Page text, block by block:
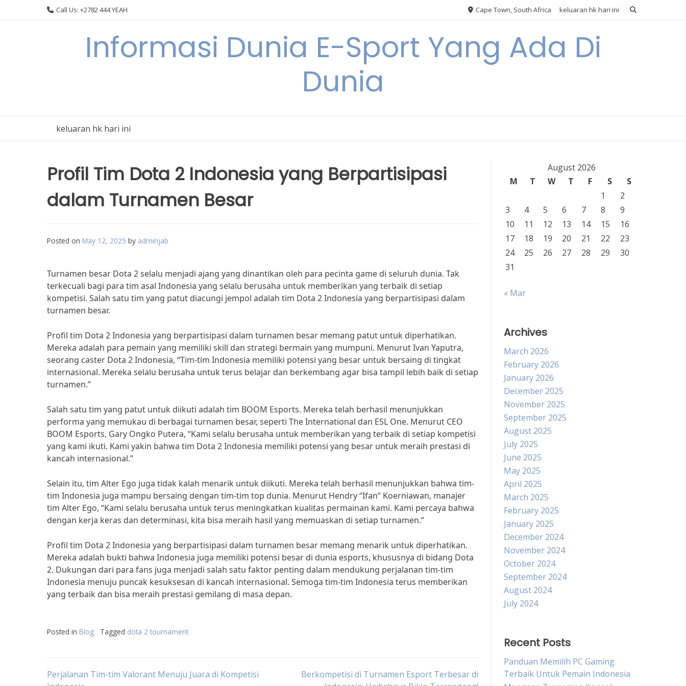
Call Us: +2782 444 YEAH Cape Town, South Africa keluaran hk hari ini
Informasi Dunia E-Sport Yang Ada Di
Dunia
keluaran hk hari ini
Profil Tim Dota 2 Indonesia yang Berpartisipasi
dalam Turnamen Besar
Posted on May 12, 2025 by adminjab
Turnamen besar Dota 2 selalu menjadi ajang yang dinantikan oleh para pecinta game di seluruh dunia. Tak
terkecuali bagi para tim asal Indonesia yang selalu berusaha untuk memberikan yang terbaik di setiap
kompetisi. Salah satu tim yang patut diacungi jempol adalah tim Dota 2 Indonesia yang berpartisipasi dalam
turnamen besar.
Profil tim Dota 2 Indonesia yang berpartisipasi dalam turnamen besar memang patut untuk diperhatikan.
Mereka adalah para pemain yang memiliki skill dan strategi bermain yang mumpuni. Menurut Ivan Yaputra,
seorang caster Dota 2 Indonesia, “Tim-tim Indonesia memiliki potensi yang besar untuk bersaing di tingkat
internasional. Mereka selalu berusaha untuk terus belajar dan berkembang agar bisa tampil lebih baik di setiap
turnamen.”
Salah satu tim yang patut untuk diikuti adalah tim BOOM Esports. Mereka telah berhasil menunjukkan
performa yang memukau di berbagai turnamen besar, seperti The International dan ESL One. Menurut CEO
BOOM Esports, Gary Ongko Putera, “Kami selalu berusaha untuk memberikan yang terbaik di setiap kompetisi
yang kami ikuti. Kami yakin bahwa tim Dota 2 Indonesia memiliki potensi yang besar untuk meraih prestasi di
kancah internasional.”
Selain itu, tim Alter Ego juga tidak kalah menarik untuk diikuti. Mereka telah berhasil menunjukkan bahwa tim-
tim Indonesia juga mampu bersaing dengan tim-tim top dunia. Menurut Hendry “Ifan” Koerniawan, manajer
tim Alter Ego, “Kami selalu berusaha untuk terus meningkatkan kualitas permainan kami. Kami percaya bahwa
dengan kerja keras dan determinasi, kita bisa meraih hasil yang memuaskan di setiap turnamen.”
Profil tim Dota 2 Indonesia yang berpartisipasi dalam turnamen besar memang menarik untuk diperhatikan.
Mereka adalah bukti bahwa Indonesia juga memiliki potensi besar di dunia esports, khususnya di bidang Dota
2. Dukungan dari para fans juga menjadi salah satu faktor penting dalam mendukung perjalanan tim-tim
Indonesia menuju puncak kesuksesan di kancah internasional. Semoga tim-tim Indonesia terus memberikan
yang terbaik dan bisa meraih prestasi gemilang di masa depan.
Posted in Blog Tagged dota 2 tournament
Post
Perjalanan Tim-tim Valorant Menuju Juara di Kompetisi
Berkompetisi di Turnamen Esport Terbesar di
August 2026
M
T W T F S
S
1
2
3
4 5 6 7 8
9
10
11 12 13 14 15
16
17
18 19 20 21 22
23
24
25 26 27 28 29
30
31
« Mar
Archives
March 2026
February 2026
January 2026
December 2025
November 2025
September 2025
August 2025
July 2025
June 2025
May 2025
April 2025
March 2025
February 2025
January 2025
December 2024
November 2024
October 2024
September 2024
August 2024
July 2024
Recent Posts
Panduan Memilih PC Gaming
Terbaik Untuk Pemain Indonesia